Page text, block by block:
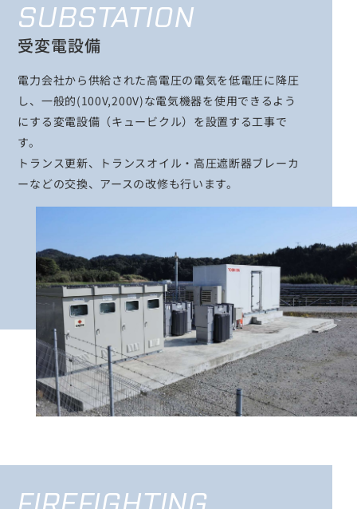
SUBSTATION
受変電設備
電力会社から供給された高電圧の電気を低電圧に降圧
し、一般的(100V,200V)な電気機器を使用できるよう
にする変電設備（キュービクル）を設置する工事で
す。
トランス更新、トランスオイル・高圧遮断器ブレーカ
ーなどの交換、アースの改修も行います。